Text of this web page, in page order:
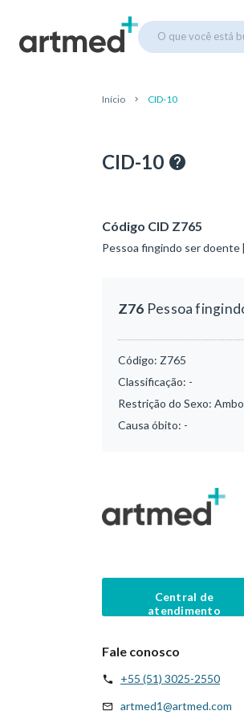
O que você está
Início CID-10
CID-10
Código CID Z765
Pessoa fingindo ser doente
Z76 Pessoa
Código: Z765
Classificação: -
Restrição do Sexo:
Causa óbito: -
Central de
atendimento
Fale conosco
+55 (51) 3025-2550
artmed1@artmed.com